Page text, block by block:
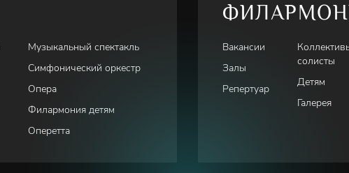
Музыкальный спектакль
Симфонический оркестр
Опера
Филармония детям
Оперетта
Вакансии
Залы
Репертуар
солисты
Детям
Галерея